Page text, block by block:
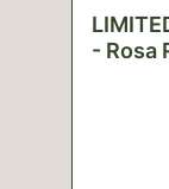
- Rosa